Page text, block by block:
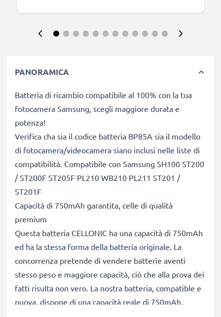
PANORAMICA
Batteria di ricambio compatibile al 100% con la tua
fotocamera Samsung, scegli maggiore durata e
potenza!
Verifica cha sia il codice batteria BP85A sia il modello
di fotocamera/videocamera siano inclusi nelle liste di
compatibilità. Compatibile con Samsung SH100 ST200
/ ST200F ST205F PL210 WB210 PL211 ST201 /
ST201F
Capacità di 750mAh garantita, celle di qualità
premium
Questa batteria CELLONIC ha una capacità di 750mAh
ed ha la stessa forma della batteria originale. La
concorrenza pretende di vendere batterie aventi
stesso peso e maggiore capacità, ciò che alla prova dei
fatti risulta non vero. La nostra batteria, compatible e
nuova, dispone di una capacità reale di 750mAh,